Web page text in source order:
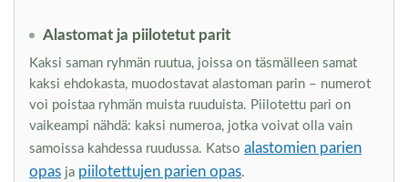
Alastomat ja piilotetut parit
Kaksi saman ryhmän ruutua, joissa on täsmälleen samat
kaksi ehdokasta, muodostavat alastoman parin – numerot
voi poistaa ryhmän muista ruuduista. Piilotettu pari on
vaikeampi nähdä: kaksi numeroa, jotka voivat olla vain
samoissa kahdessa ruudussa. Katso alastomien parien
opas ja piilotettujen parien opas.